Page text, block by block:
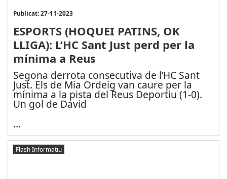
Publicat: 27-11-2023
ESPORTS (HOQUEI PATINS, OK
LLIGA): L’HC Sant Just perd per la
mínima a Reus
Segona derrota consecutiva de l’HC Sant
Just. Els de Mia Ordeig van caure per la
mínima a la pista del Reus Deportiu (1-0).
Un gol de David
...
Flash Informatiu